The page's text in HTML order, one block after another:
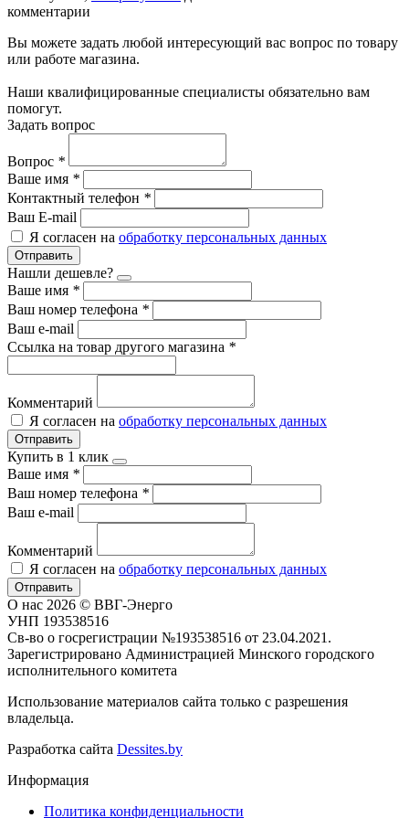
комментарии
Вы можете задать любой интересующий вас вопрос по товару
или работе магазина.
Наши квалифицированные специалисты обязательно вам
помогут.
Задать вопрос
Вопрос *
Ваше имя *
Контактный телефон *
Ваш E-mail
Я согласен на обработку персональных данных
Отправить
Нашли дешевле?
Ваше имя *
Ваш номер телефона *
Ваш e-mail
Ссылка на товар другого магазина *
Комментарий
Я согласен на обработку персональных данных
Отправить
Купить в 1 клик
Ваше имя *
Ваш номер телефона *
Ваш e-mail
Комментарий
Я согласен на обработку персональных данных
Отправить
О нас 2026 © ВВГ-Энерго
УНП 193538516
Св-во о госрегистрации №193538516 от 23.04.2021.
Зарегистрировано Администрацией Минского городского
исполнительного комитета
Использование материалов сайта только с разрешения
владельца.
Разработка сайта Dessites.by
Информация
Политика конфиденциальности